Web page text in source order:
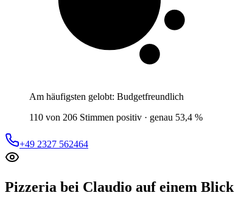
Am häufigsten gelobt: Budgetfreundlich
110 von 206 Stimmen positiv · genau 53,4 %
+49 2327 562464
Pizzeria bei Claudio auf einem Blick